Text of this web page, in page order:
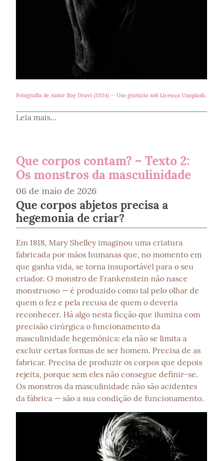
Fotografia de Antor Roy Dravi (2024) — Uso gratuito sob Licença Unsplash.
Leia mais...
Que corpos contam? – Texto 2:
Os monstros da masculinidade
06 de maio de 2026
Que corpos abjetos precisa a
hegemonia de criar?
Em 1818, Mary Shelley imaginou uma criatura
fabricada por mãos humanas que, no momento em
que ganha vida, se torna insuportável para o seu
criador. O monstro de Frankenstein não nasce
monstruoso — é produzido como tal pelo olhar de
quem o fez e pela recusa de quem o deveria
reconhecer. Há algo nesta ficção que ilumina com
precisão cirúrgica o funcionamento da
masculinidade hegemónica: ela não se limita a
excluir certas formas de ser homem. Precisa de as
fabricar. Precisa de produzir os corpos que depois
rejeita, porque sem eles não consegue definir-se.
Os monstros da masculinidade não são acidentes
da fábrica — são a sua condição de funcionamento.